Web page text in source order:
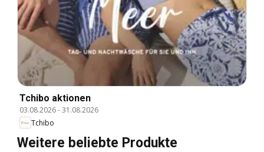
Tchibo aktionen
03.08.2026-31.08.2026
Tchibo
Weitere beliebte Produkte